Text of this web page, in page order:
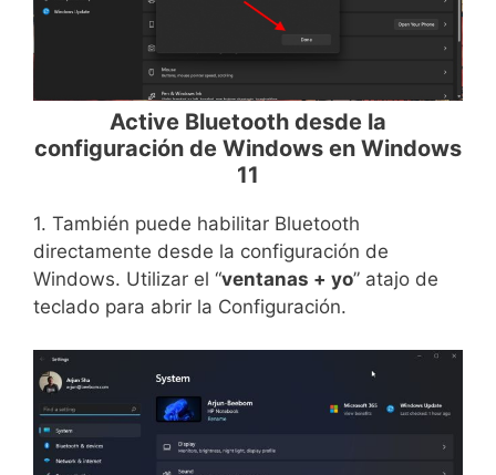
Active Bluetooth desde la
configuración de Windows en Windows
11
1. También puede habilitar Bluetooth
directamente desde la configuración de
Windows. Utilizar el “ventanas + yo” atajo de
teclado para abrir la Configuración.